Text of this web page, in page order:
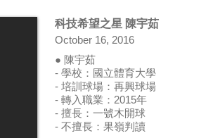
科技希望之星 陳宇茹
October 16, 2016
● 陳宇茹
- 學校：國立體育大學
- 培訓球場：再興球場
- 轉入職業：2015年
- 擅長：一號木開球
- 不擅長：果嶺判讀